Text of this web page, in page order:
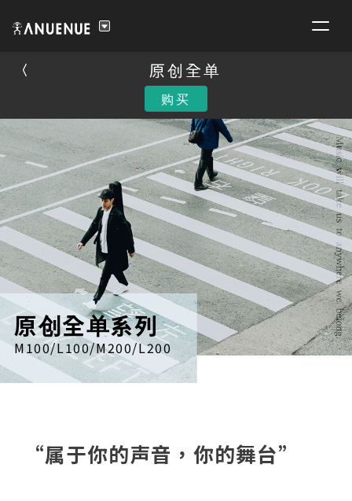
原创全单
购买
原创全单
购买
原创全单系列
M100/L100/M200/L200
“属于你的声音，你的舞台”